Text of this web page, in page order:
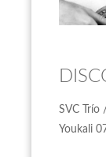
SVC Trío /
Youkali